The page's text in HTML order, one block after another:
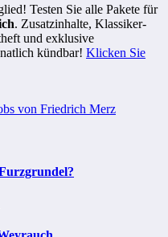
Testen Sie alle Pakete für
. Zusatzinhalte, Klassiker-
und exklusive
kündbar! Klicken Sie
von Friedrich Merz